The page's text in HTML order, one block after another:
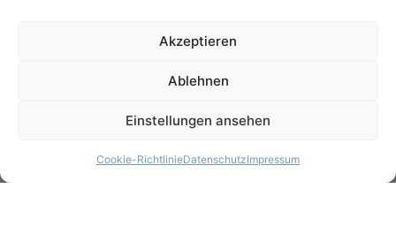
Akzeptieren
Ablehnen
Einstellungen ansehen
Cookie-RichtlinieDatenschutzImpressum